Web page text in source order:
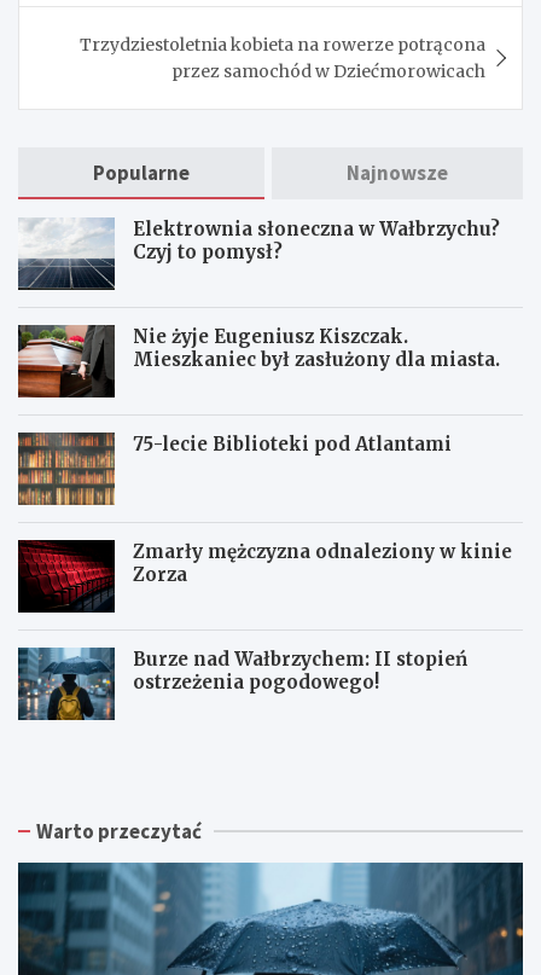
Trzydziestoletnia kobieta na rowerze potrącona
przez samochód w Dziećmorowicach
Popularne Najnowsze
Elektrownia słoneczna w Wałbrzychu?
Czyj to pomysł?
Nie żyje Eugeniusz Kiszczak.
Mieszkaniec był zasłużony dla miasta.
75-lecie Biblioteki pod Atlantami
Zmarły mężczyzna odnaleziony w kinie
Zorza
Burze nad Wałbrzychem: II stopień
ostrzeżenia pogodowego!
Z
k
p
o
d
p
W
z
s
k
a
R
W
z
c
h
:
N
Warto przeczytać